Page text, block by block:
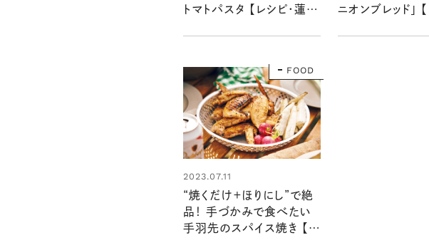
トマトパスタ 【レシピ・蓮池
ニオンブレッド」
FOOD
2023.07.11
“焼くだけ＋ほりにし”で絶
品！ 手づかみで食べたい
手羽先のスパイス焼き 【レ